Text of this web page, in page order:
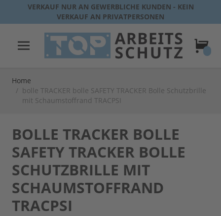
Direkt zum Inhalt
VERKAUF NUR AN GEWERBLICHE KUNDEN - KEIN
VERKAUF AN PRIVATPERSONEN
Home
/ bolle TRACKER bolle SAFETY TRACKER Bolle Schutzbrille
mit Schaumstoffrand TRACPSI
BOLLE TRACKER BOLLE
SAFETY TRACKER BOLLE
SCHUTZBRILLE MIT
SCHAUMSTOFFRAND
TRACPSI